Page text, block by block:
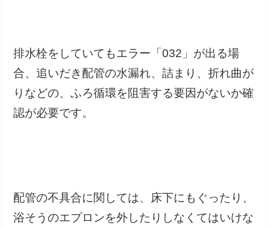
排水栓をしていてもエラー「032」が出る場
合、追いだき配管の水漏れ、詰まり、折れ曲が
り などの、ふろ循環を阻害する要因がないか確
認が必要です。
配管の不具合に関しては、床下にもぐったり、
浴そうのエプロンを外したりしなくてはいけな